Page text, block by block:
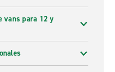
vans para 12 y